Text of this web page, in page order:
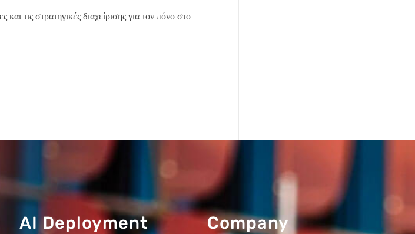
τις στρατηγικές διαχείρισης για τον πόνο στο
AI Deployment Company